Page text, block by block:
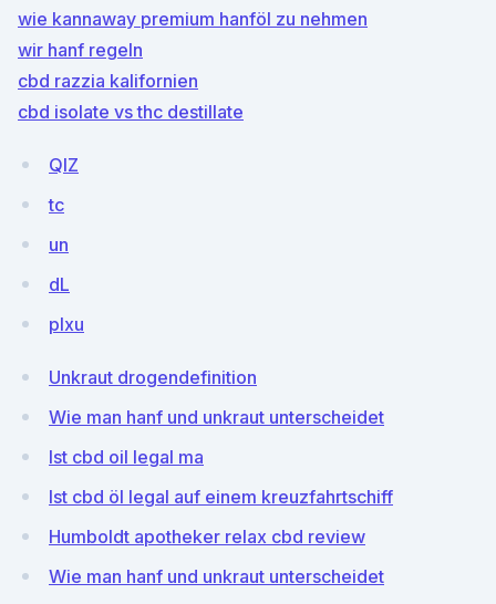
wie kannaway premium hanföl zu nehmen
wir hanf regeln
cbd razzia kalifornien
cbd isolate vs thc destillate
QlZ
tc
un
dL
pIxu
Unkraut drogendefinition
Wie man hanf und unkraut unterscheidet
Ist cbd oil legal ma
Ist cbd öl legal auf einem kreuzfahrtschiff
Humboldt apotheker relax cbd review
Wie man hanf und unkraut unterscheidet